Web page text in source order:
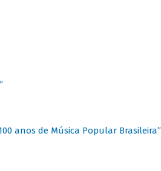
anos de Música Popular Brasileira”